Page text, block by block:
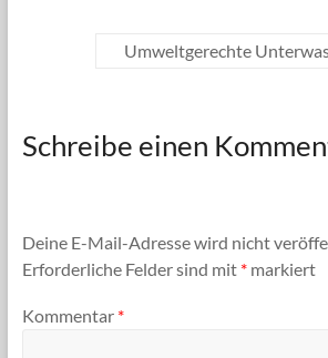
Umweltgerechte
Schreibe einen
Deine E-Mail-Adresse wird nicht
Erforderliche Felder sind mit *markiert
Kommentar *